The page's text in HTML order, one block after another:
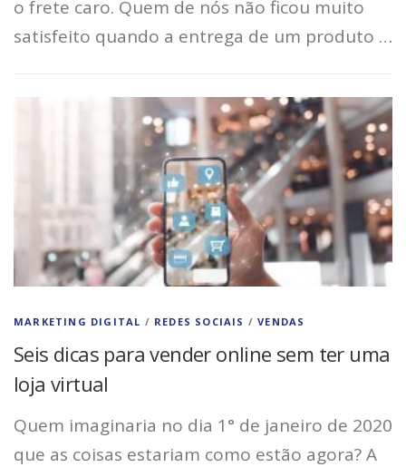
o frete caro. Quem de nós não ficou muito
satisfeito quando a entrega de um produto …
MARKETING DIGITAL / REDES SOCIAIS /VENDAS
Seis dicas para vender online sem ter uma
loja virtual
Quem imaginaria no dia 1° de janeiro de 2020
que as coisas estariam como estão agora? A